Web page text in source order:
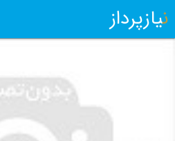
نیازپرداز